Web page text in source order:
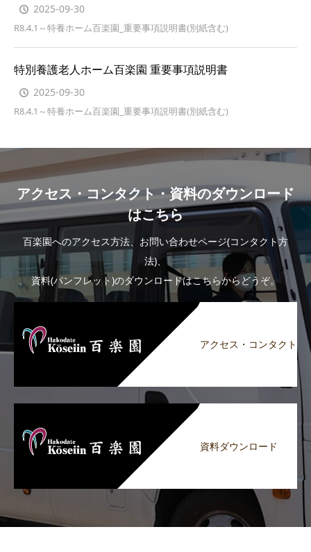
2025-09-30
R8.4.1～特養ホーム百楽園_重要事項説明書(別紙含む)
特別養護老人ホーム百楽園 重要事項説明書
2025-09-30
R8.4.1～特養ホーム百楽園_重要事項説明書(別紙含む)
アクセス・コンタクト・資料のダウンロード
はこちら
百楽園へのアクセス方法、お問い合わせページ(コンタクト方
法)、
資料(パンフレット)のダウンロードはこちらからどうぞ。
アクセス・コンタクト
資料ダウンロード